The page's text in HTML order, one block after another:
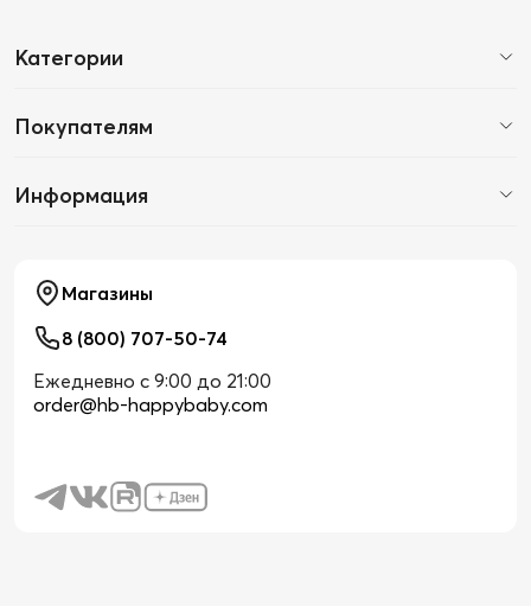
Категории
Покупателям
Информация
Магазины
8 (800) 707-50-74
Ежедневно с 9:00 до 21:00
order@hb-happybaby.com